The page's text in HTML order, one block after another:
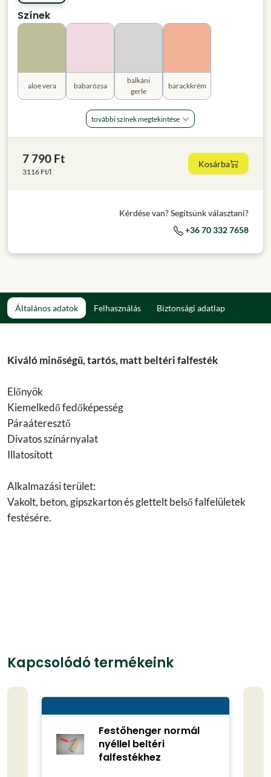
Színek
aloe vera babarózsa
balkáni
gerle
barackkrém
további színek megtekintése
7 790 Ft
3116 Ft/l
Kosárba
Kérdése van? Segítsünk választani?
+36 70 332 7658
Általános adatok Felhasználás Biztonsági adatlap
Kiváló minőségű, tartós, matt beltéri falfesték
Előnyök
Kiemelkedő fedőképesség
Páraáteresztő
Divatos színárnyalat
Illatosított
Alkalmazási terület:
Vakolt, beton, gipszkarton és glettelt belső falfelületek
festésére.
Kapcsolódó termékeink
Festőhenger normál
nyéllel beltéri
falfestékhez